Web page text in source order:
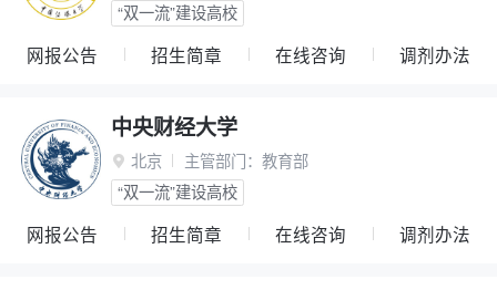
“双一流”建设高校
网报公告 招生简章 在线咨询 调剂办法
中央财经大学
 北京 主管部门： 教育部
“双一流”建设高校
网报公告 招生简章 在线咨询 调剂办法